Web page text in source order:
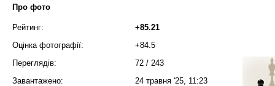
Про фото
Рейтинг:
+85.21
Оцінка фотографії:
+84.5
Переглядів:
72 / 243
Завантажено:
24 травня '25, 11:23